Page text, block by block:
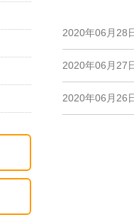
2020年06月28
2020年06月27
2020年06月26